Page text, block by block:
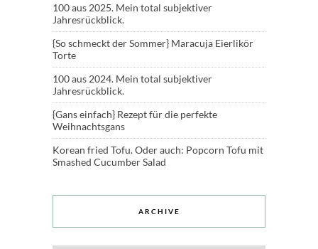
100 aus 2025. Mein total subjektiver
Jahresrückblick.
{So schmeckt der Sommer} Maracuja Eierlikör
Torte
100 aus 2024. Mein total subjektiver
Jahresrückblick.
{Gans einfach} Rezept für die perfekte
Weihnachtsgans
Korean fried Tofu. Oder auch: Popcorn Tofu mit
Smashed Cucumber Salad
ARCHIVE